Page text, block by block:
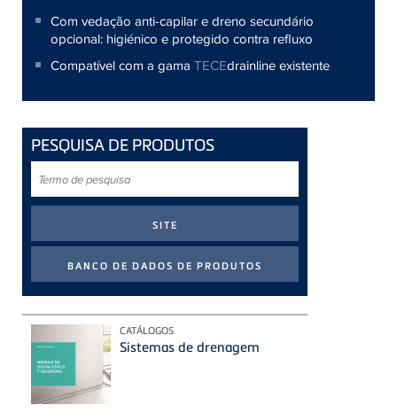
Com vedação anti-capilar e dreno secundário
opcional: higiénico e protegido contra refluxo
Compatível com a gama TECEdrainline existente
PESQUISA DE PRODUTOS
de
pesquisa
CATÁLOGOS
Sistemas de drenagem